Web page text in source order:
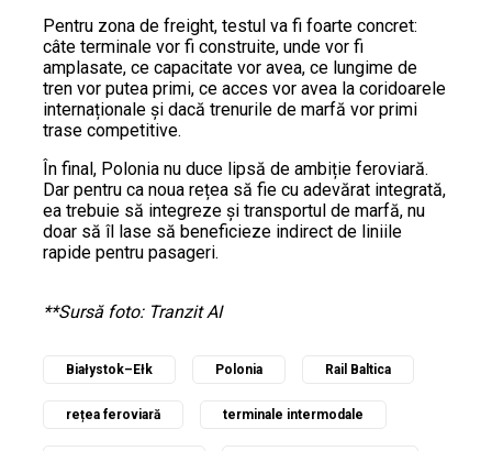
Pentru zona de freight, testul va fi foarte concret:
câte terminale vor fi construite, unde vor fi
amplasate, ce capacitate vor avea, ce lungime de
tren vor putea primi, ce acces vor avea la coridoarele
internaționale și dacă trenurile de marfă vor primi
trase competitive.
În final, Polonia nu duce lipsă de ambiție feroviară.
Dar pentru ca noua rețea să fie cu adevărat integrată,
ea trebuie să integreze și transportul de marfă, nu
doar să îl lase să beneficieze indirect de liniile
rapide pentru pasageri.
**Sursă foto: Tranzit AI
Białystok–Ełk Polonia Rail Baltica
rețea feroviară terminale intermodale